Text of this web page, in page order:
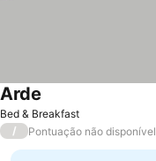
Bed & Breakfast
Arde
/ Pontuação não disponível